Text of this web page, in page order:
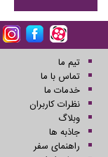
تیم ما
تماس با ما
خدمات ما
نظرات کاربران
وبلاگ
جاذبه ها
راهنمای سفر